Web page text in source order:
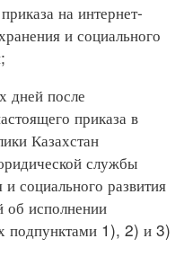
на интернет-
и социального
дней после
приказа в
Казахстан
службы
социального развития
об исполнении
подпунктами 1), 2) и 3)